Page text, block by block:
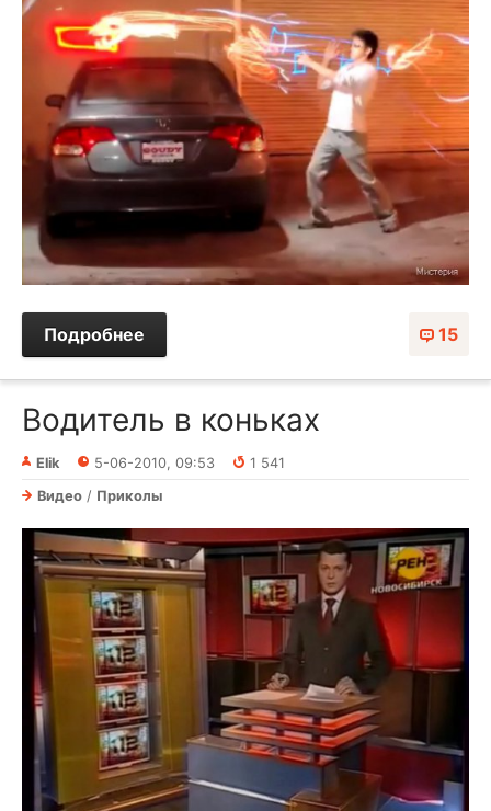
15
Подробнее
Водитель в коньках
Elik 5-06-2010, 09:53
1 541
Видео / Приколы